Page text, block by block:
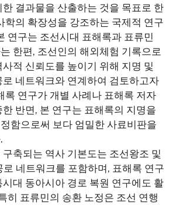
결과물을 산출하는 것을 목표로 한
학의 확장성을 강조하는 국제적 연구
연구는 조선시대 표해록과 표류민
한편, 조선인의 해외체험 기록으로
적 신뢰도를 높이기 위해 지명 및
로 네트워크와 연계하여 검토하고자
록 연구가 개별 사례나 표해록 저자
반면, 본 연구는 표해록의 지명을
함으로써 보다 엄밀한 사료비판을
축되는 역사 기본도는 조선왕조 및
로 네트워크를 포함하며, 표해록 연구
대 동아시아 경로 복원 연구에도 활
히 표류민의 송환 노정은 조선 연행